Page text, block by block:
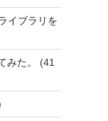
イブラリを
た。
(41